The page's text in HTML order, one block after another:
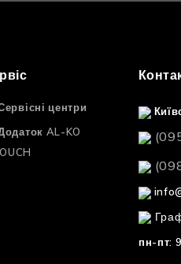
центри
AL-KO
пн-пт: